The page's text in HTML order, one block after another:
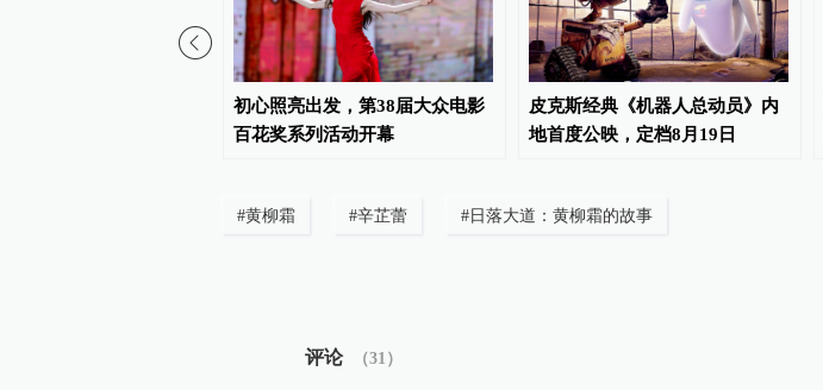
初心照亮出发，第38届大众电影
百花奖系列活动开幕
皮克斯经典《机器人总动员》内
地首度公映，定档8月19日
#黄柳霜 #辛芷蕾 # 日落大道：黄柳霜的故事
评论 （31 ）